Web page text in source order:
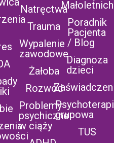
Natręctwa
Trauma
Wypalenie
zawodowe
Żałoba
Rozwód
Problemy
psychiczne
w ciąży
Małoletnich
Poradnik
Pacjenta
/ Blog
Diagnoza
dzieci
grupowa
TUS